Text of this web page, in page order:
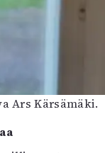
Ars Kärsämäki.